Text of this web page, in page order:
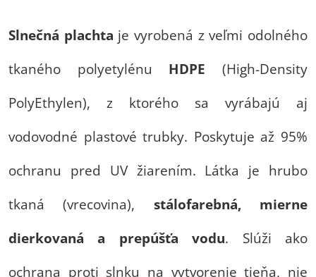
Slnečná plachta je vyrobená z veľmi odolného
tkaného polyetylénu HDPE (High-Density
PolyEthylen), z ktorého sa vyrábajú aj
vodovodné plastové trubky. Poskytuje až 95%
ochranu pred UV žiarením. Látka je hrubo
tkaná (vrecovina), stálofarebná, mierne
dierkovaná a prepúšťa vodu. Slúži ako
ochrana proti slnku na vytvorenie tieňa, nie